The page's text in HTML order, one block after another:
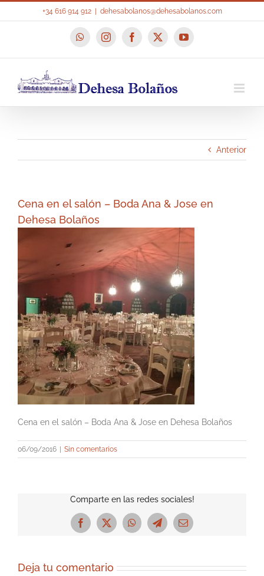
+34 616 914 912 dehesabolanos@dehesabolanos.com
WhatsAppInstagramFacebook
X YouTube
Anterior
Cena en el salón – Boda Ana & Jose en
Dehesa Bolaños
Cena en el salón – Boda Ana & Jose en Dehesa Bolaños
06/09/2016 Sin comentarios
Comparte en las redes sociales!
Facebook
X WhatsAppTelegramCorreo
Deja tu comentario